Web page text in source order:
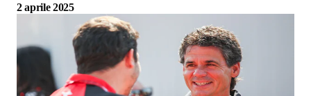
2 aprile 2025